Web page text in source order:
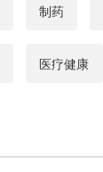
制药
医疗健康